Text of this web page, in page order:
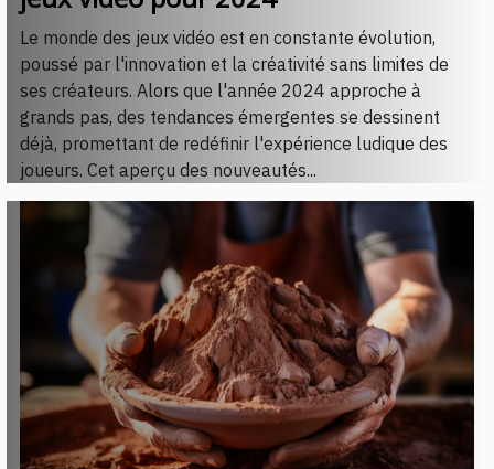
Le monde des jeux vidéo est en constante évolution,
poussé par l'innovation et la créativité sans limites de
ses créateurs. Alors que l'année 2024 approche à
grands pas, des tendances émergentes se dessinent
déjà, promettant de redéfinir l'expérience ludique des
joueurs. Cet aperçu des nouveautés...